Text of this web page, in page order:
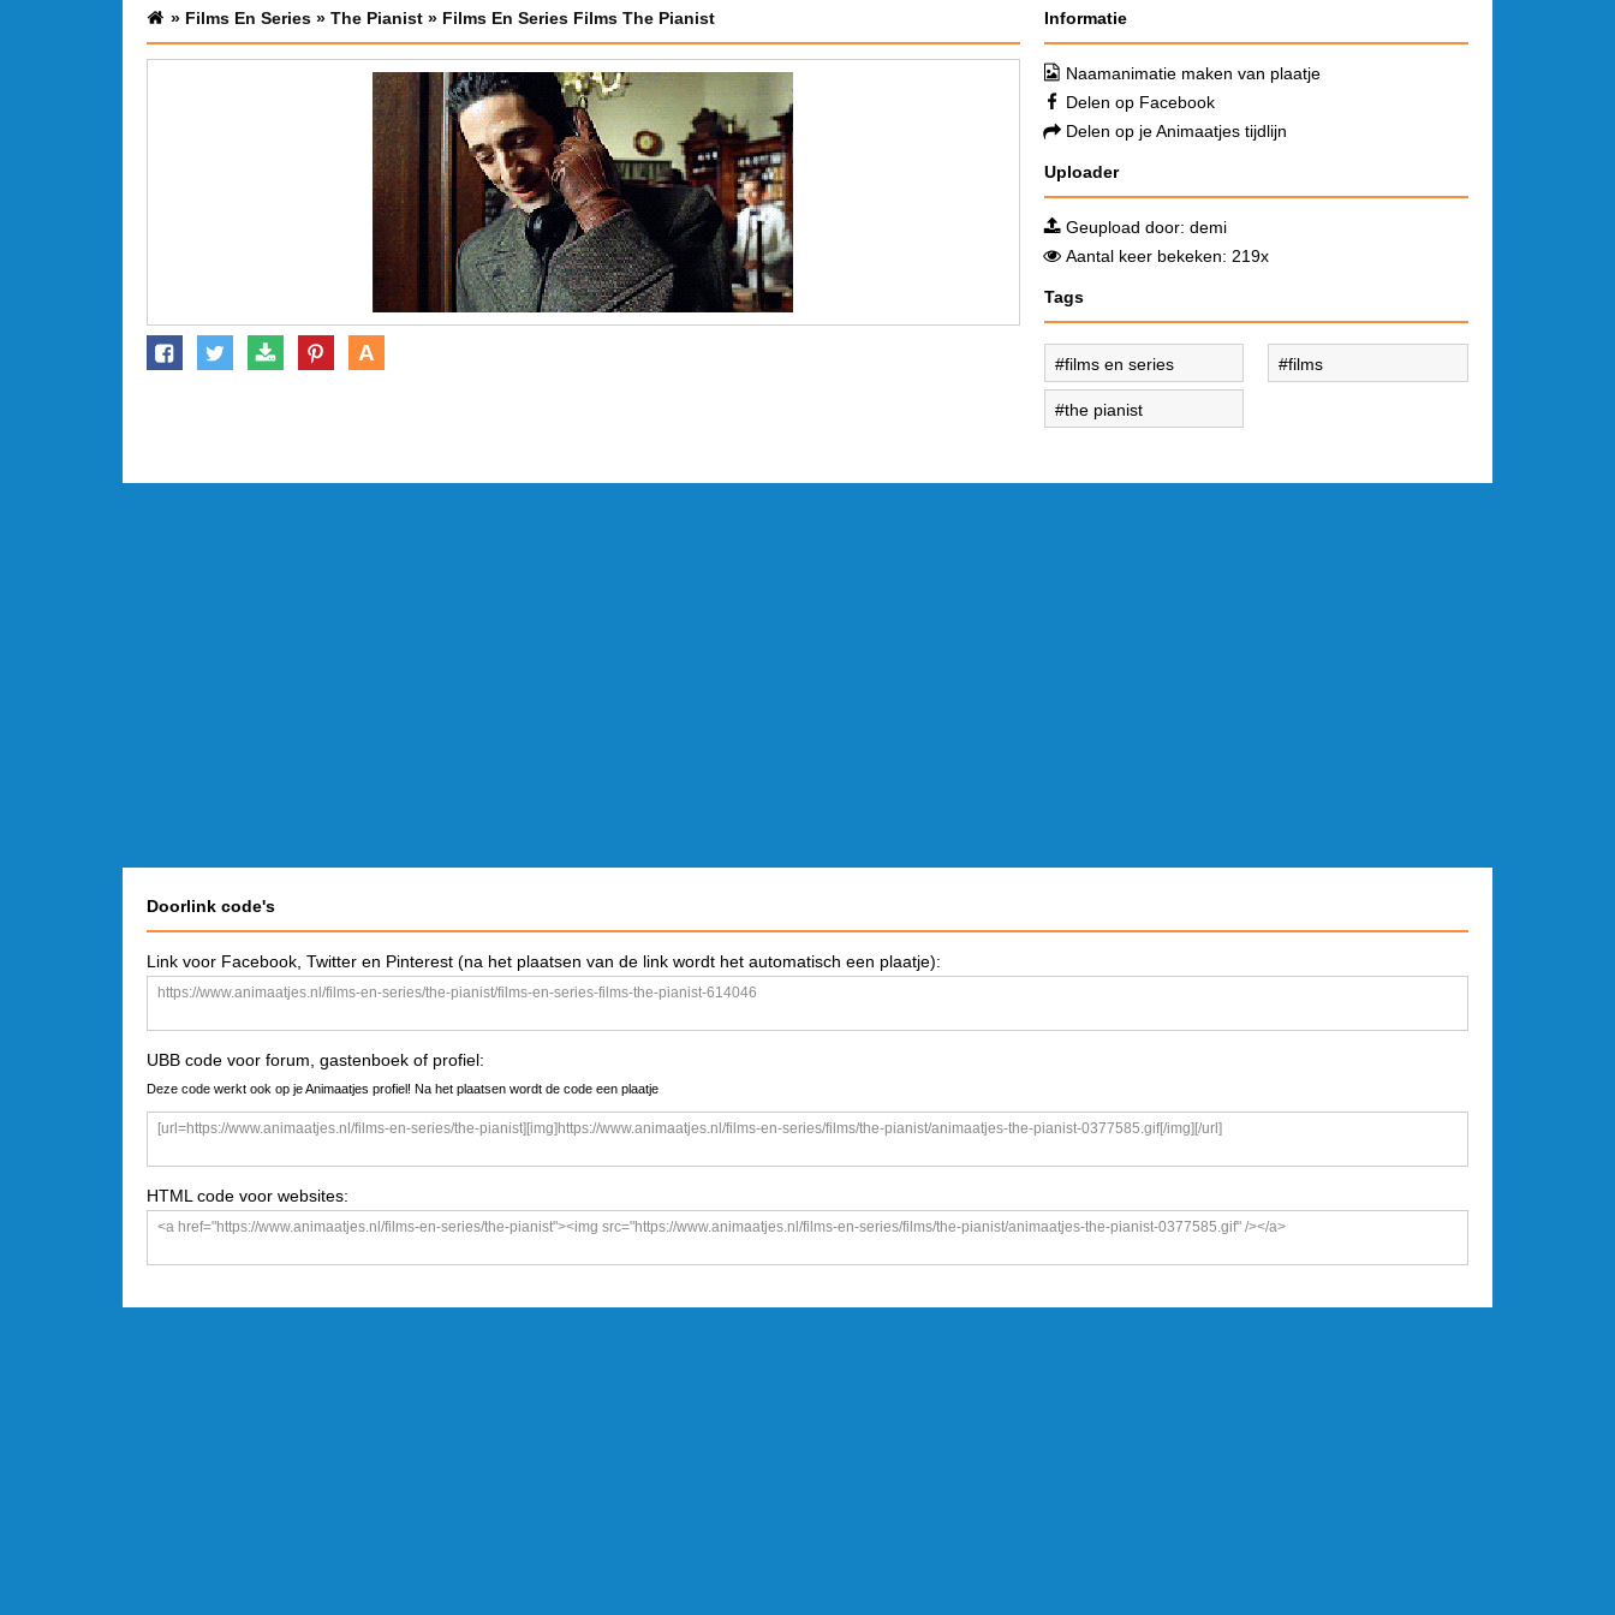
» Films En Series » The Pianist » Films En Series Films The Pianist
A
Informatie
Naamanimatie maken van plaatje
Delen op Facebook
Delen op je Animaatjes tijdlijn
Uploader
Geupload door: demi
Aantal keer bekeken: 219x
Tags
films en series films
the pianist
Doorlink code's
Link voor Facebook, Twitter en Pinterest (na het plaatsen van de link wordt het automatisch een plaatje):
UBB code voor forum, gastenboek of profiel:
Deze code werkt ook op je Animaatjes profiel! Na het plaatsen wordt de code een plaatje
HTML code voor websites: